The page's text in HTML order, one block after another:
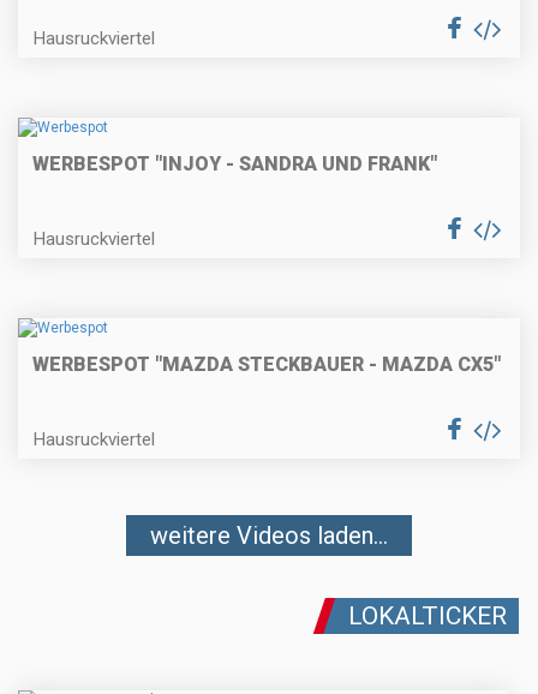
Hausruckviertel
WERBESPOT "INJOY - SANDRA UND FRANK"
Hausruckviertel
WERBESPOT "MAZDA STECKBAUER - MAZDA CX5"
Hausruckviertel
weitere Videos laden...
LOKALTICKER